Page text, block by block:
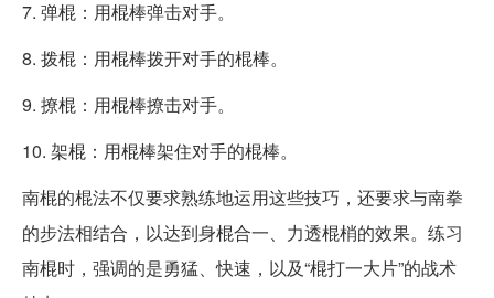
7. 弹棍：用棍棒弹击对手。
8. 拨棍：用棍棒拨开对手的棍棒。
9. 撩棍：用棍棒撩击对手。
10. 架棍：用棍棒架住对手的棍棒。
南棍的棍法不仅要求熟练地运用这些技巧，还要求与南拳
的步法相结合，以达到身棍合一、力透棍梢的效果。练习
南棍时，强调的是勇猛、快速，以及“棍打一大片”的战术